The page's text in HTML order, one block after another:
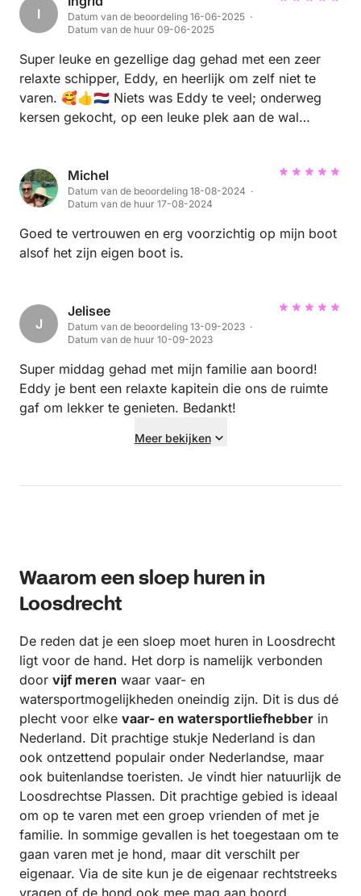
I
Datum van de beoordeling 16-06-2025 ·
Datum van de huur 09-06-2025
Super leuke en gezellige dag gehad met een zeer
relaxte schipper, Eddy, en heerlijk om zelf niet te
varen. 🥰👍🇳🇱 Niets was Eddy te veel; onderweg
kersen gekocht, op een leuke plek aan de wal
was een topdag. 💯🥳😎
Michel
Datum van de beoordeling 18-08-2024 ·
Datum van de huur 17-08-2024
Goed te vertrouwen en erg voorzichtig op mijn boot
alsof het zijn eigen boot is.
J
Jelisee
Datum van de beoordeling 13-09-2023 ·
Datum van de huur 10-09-2023
Super middag gehad met mijn familie aan boord!
Eddy je bent een relaxte kapitein die ons de ruimte
gaf om lekker te genieten. Bedankt!
Meer bekijken
Waarom een sloep huren in
Loosdrecht
De reden dat je een sloep moet huren in Loosdrecht
ligt voor de hand. Het dorp is namelijk verbonden
door vijf meren waar vaar- en
watersportmogelijkheden oneindig zijn. Dit is dus dé
plecht voor elke vaar- en watersportliefhebber in
Nederland. Dit prachtige stukje Nederland is dan
ook ontzettend populair onder Nederlandse, maar
ook buitenlandse toeristen. Je vindt hier natuurlijk de
Loosdrechtse Plassen. Dit prachtige gebied is ideaal
om op te varen met een groep vrienden of met je
familie. In sommige gevallen is het toegestaan om te
gaan varen met je hond, maar dit verschilt per
eigenaar. Via de site kun je de eigenaar rechtstreeks